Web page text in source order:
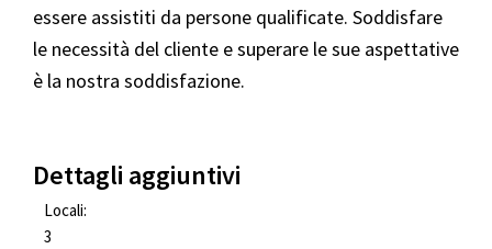
essere assistiti da persone qualificate. Soddisfare
le necessità del cliente e superare le sue aspettative
è la nostra soddisfazione.
Dettagli aggiuntivi
Locali:
3